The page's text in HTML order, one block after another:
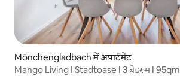
Mönchengladbach में अपार्टमेंट
Mango Living I Stadtoase I 3 बेडरूम I 95qm